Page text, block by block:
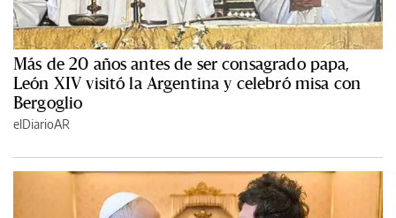
Más de 20 años antes de ser consagrado papa,
León XIV visitó la Argentina y celebró misa con
Bergoglio
elDiarioAR